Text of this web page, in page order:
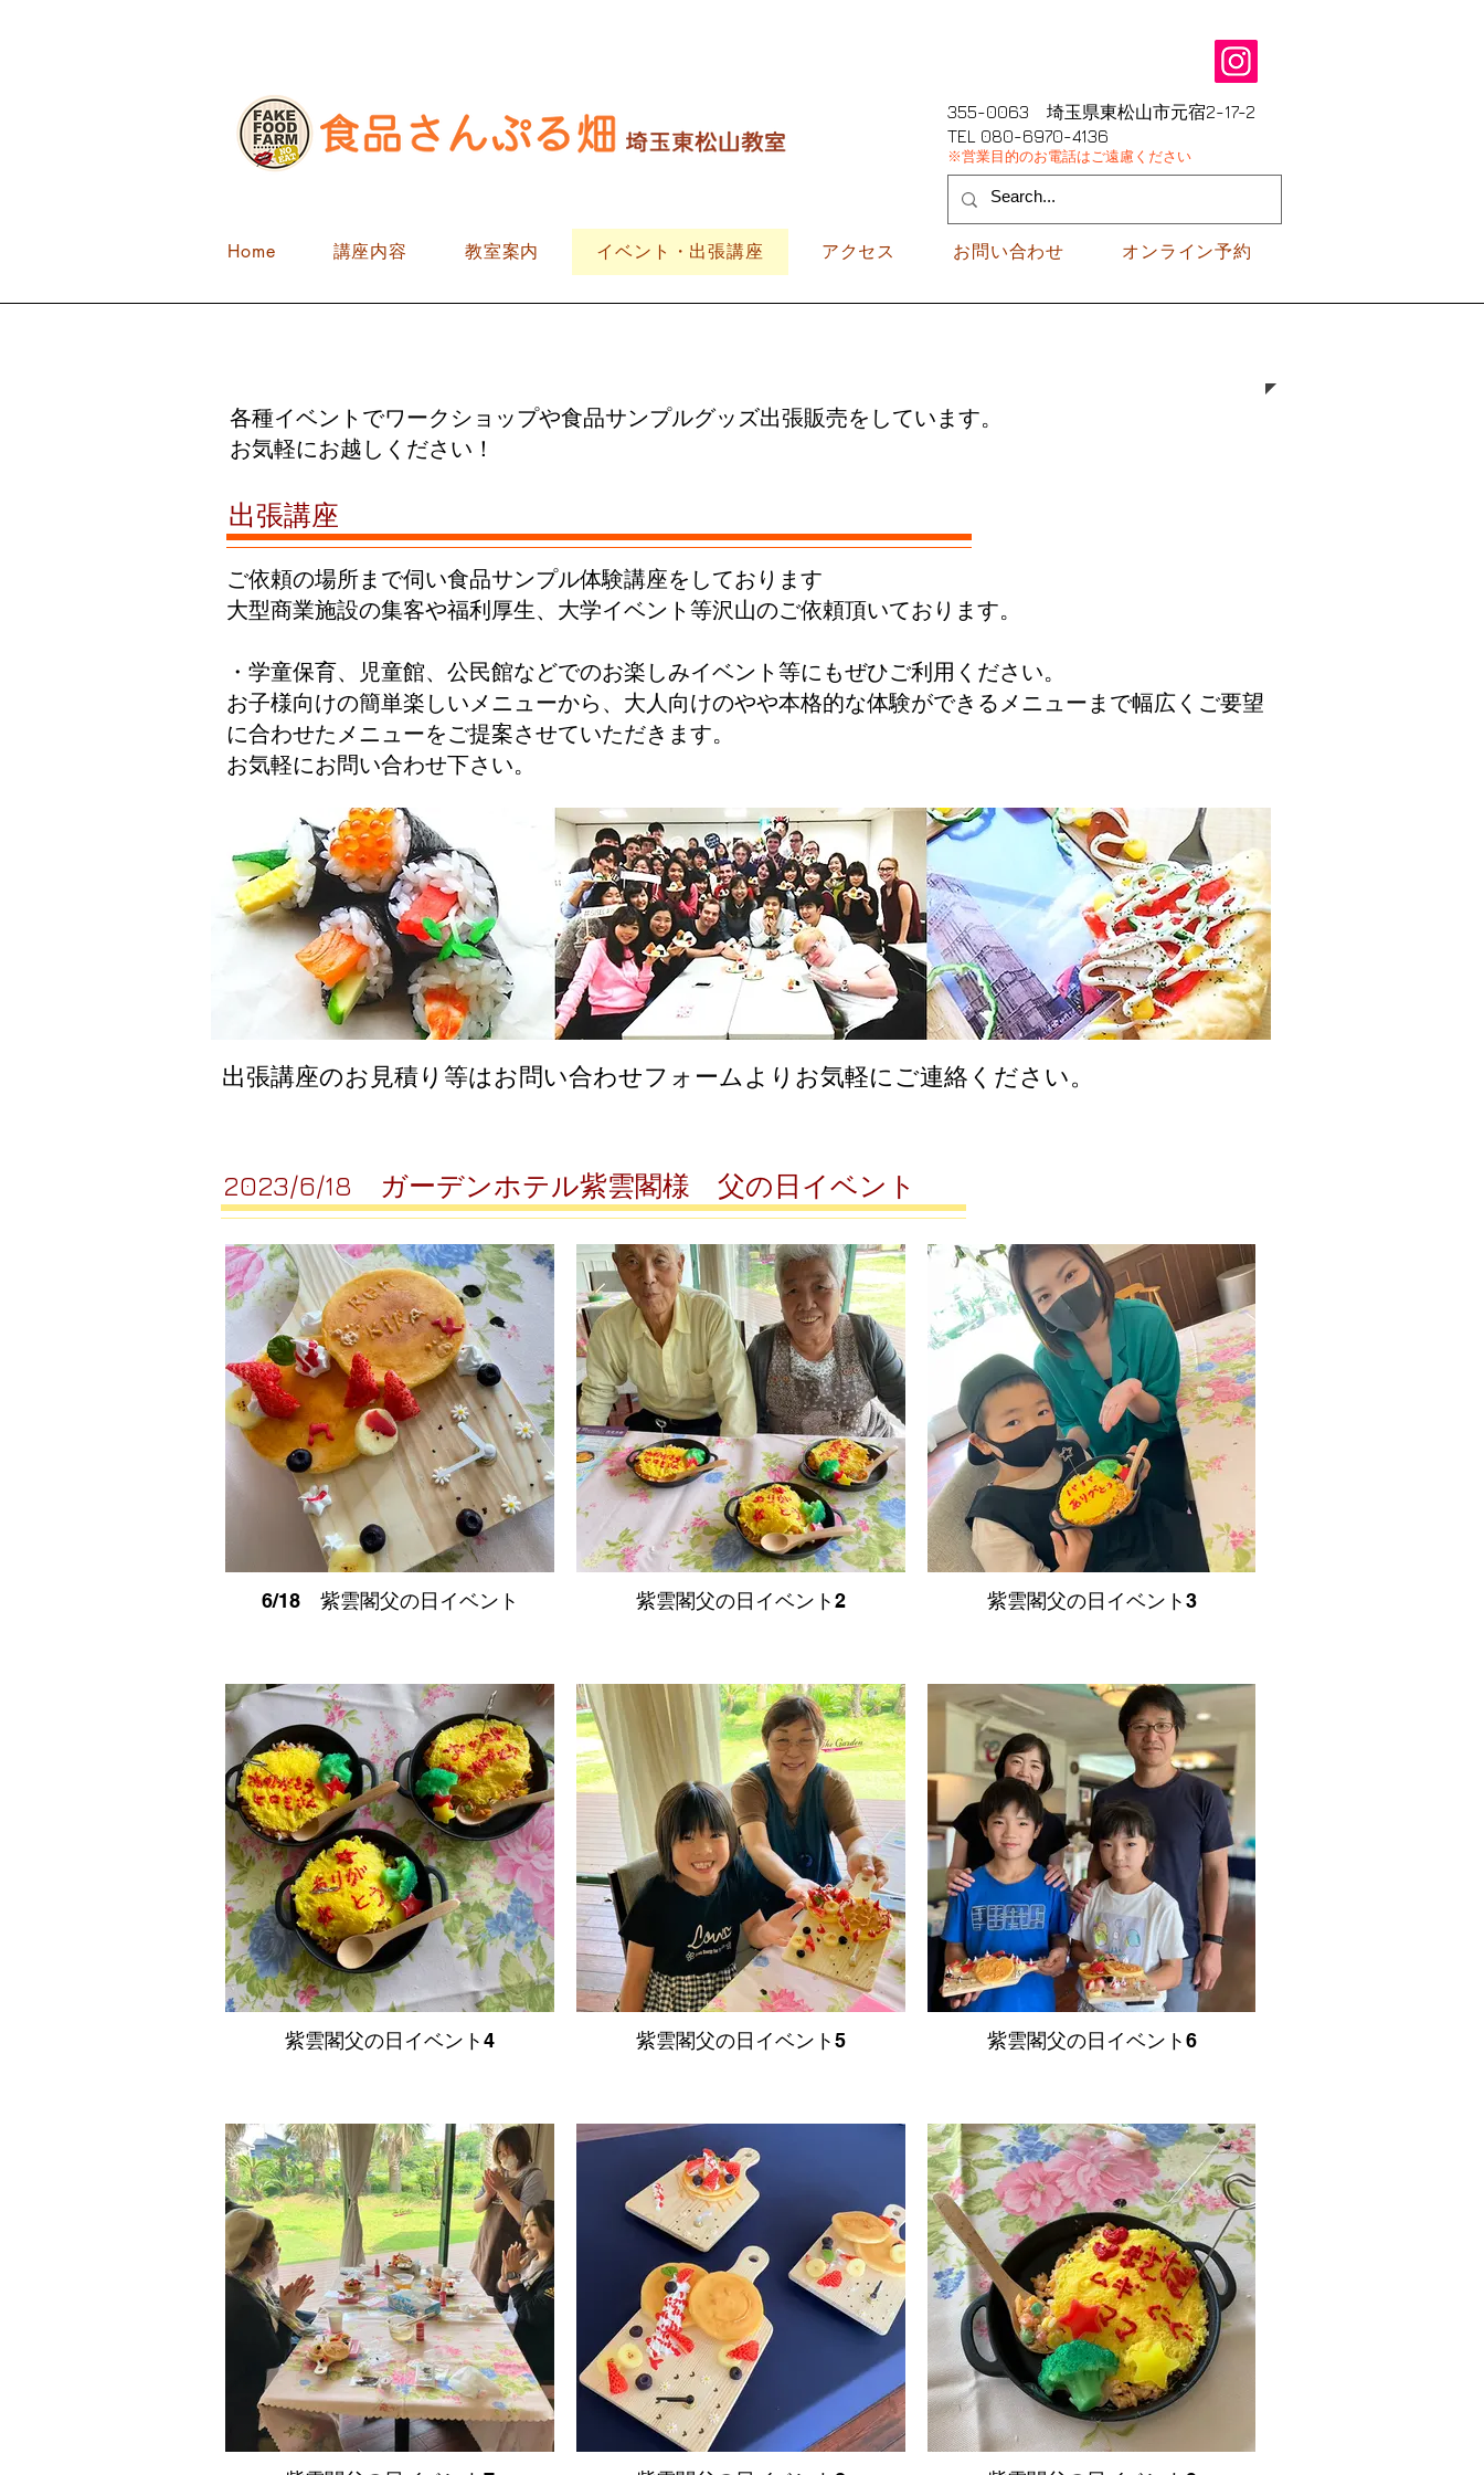
355-0063 埼玉県東松山市元宿2-17-2
​TEL 080-6970-4136
※営業目的のお電話はご遠慮ください
Home 講座内容 教室案内 イベント・出張講座 アクセス お問い合わせ オンライン予約
各種イベントでワークショップや食品サンプルグッズ出張販売をしています。
​お気軽にお越しください！
出張講座
ご依頼の場所まで伺い食品サンプル体験講座をしております
大型商業施設の集客や福利厚生、大学イベント等沢山のご依頼頂いております。
・学童保育、児童館、公民館などでのお楽しみイベント等にもぜひご利用ください。
お子様向けの簡単楽しいメニューから、大人向けのやや本格的な体験ができるメニューまで幅広くご要望
に合わせたメニューをご提案させていただきます。
​お気軽にお問い合わせ下さい。
​出張講座のお見積り等はお問い合わせフォームよりお気軽にご連絡ください。
2023/6/18 ガーデンホテル紫雲閣様 父の日イベント
6/18 紫雲閣父の日イベント 紫雲閣父の日イベント2 紫雲閣父の日イベント3
紫雲閣父の日イベント4 紫雲閣父の日イベント5 紫雲閣父の日イベント6